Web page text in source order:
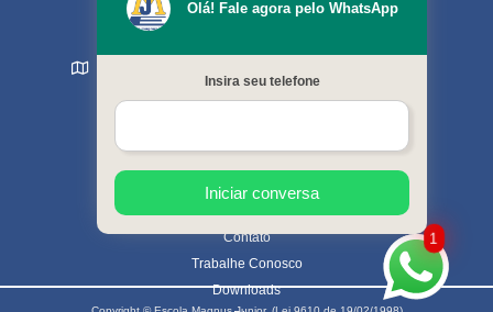
matriculas@escolamagnus.com.br
Sorocaba - SP - CEP: 18044-130
MENU
Cursos oferecidos
Contato
Trabalhe Conosco
Downloads
1
Olá! Fale agora pelo WhatsApp
Insira seu telefone
Iniciar conversa